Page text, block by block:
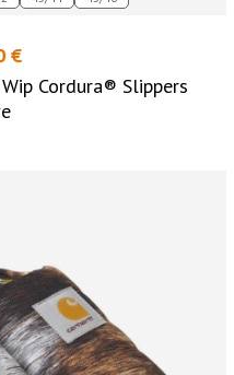
€
Cordura® Slippers